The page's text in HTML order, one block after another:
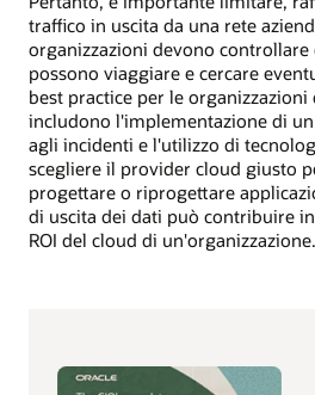
traffico in uscita da una rete
organizzazioni devono
possono viaggiare e cercare
best practice per le organizzazioni
includono l'implementazione di
agli incidenti e l'utilizzo di
scegliere il provider cloud giusto
progettare o riprogettare
di uscita dei dati può contribuire
ROI del cloud di un'organizzazione.